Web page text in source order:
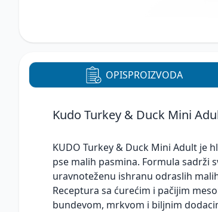
OPISPROIZVODA
Kudo Turkey & Duck Mini
KUDO Turkey & Duck Mini Adult je
pse malih pasmina. Formula sadrži
uravnoteženu ishranu odraslih
Receptura sa ćurećim i pačijim
bundevom, mrkvom i biljnim